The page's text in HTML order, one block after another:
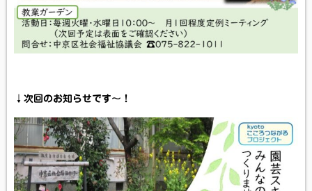
↓次回のお知らせです～！